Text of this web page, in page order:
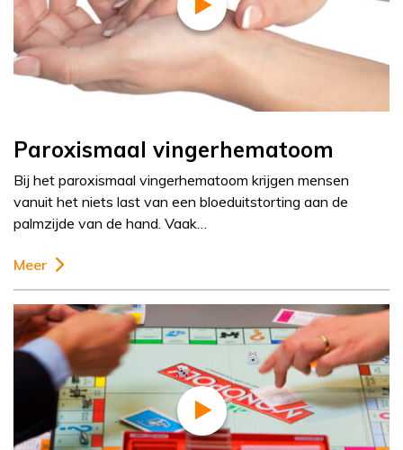
Paroxismaal vingerhematoom
Bij het paroxismaal vingerhematoom krijgen mensen
vanuit het niets last van een bloeduitstorting aan de
palmzijde van de hand. Vaak…
Meer